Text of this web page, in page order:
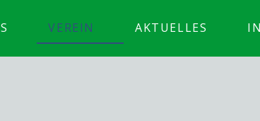
VEREIN AKTUELLES